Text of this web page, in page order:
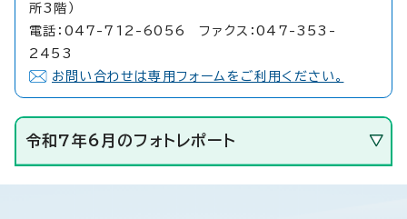
所3階）
電話：047-712-6056 ファクス：047-353-
2453
お問い合わせは専用フォームをご利用ください。
令和7年6月のフォトレポート